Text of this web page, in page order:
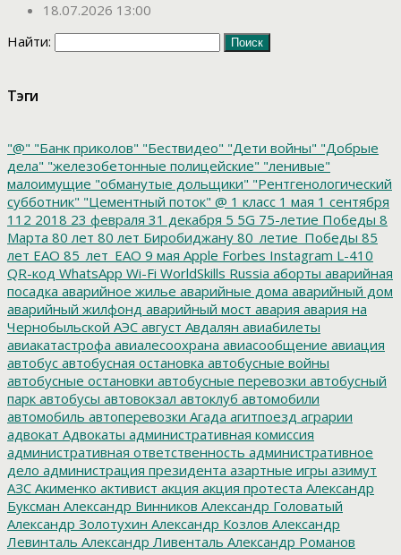
18.07.2026 13:00
Найти:
Тэги
"@" "Банк приколов" "Бествидео" "Дети войны" "Добрые
дела" "железобетонные полицейские" "ленивые"
малоимущие "обманутые дольщики" "Рентгенологический
субботник" "Цементный поток" @ 1 класс 1 мая 1 сентября
112 2018 23 февраля 31 декабря 5 5G 75-летие Победы 8
Марта 80 лет 80 лет Биробиджану 80_летие_Победы 85
лет ЕАО 85_лет_ЕАО 9 мая Apple Forbes Instagram L-410
QR-код WhatsApp Wi-Fi WorldSkills Russia аборты аварийная
посадка аварийное жилье аварийные дома аварийный дом
аварийный жилфонд аварийный мост авария авария на
Чернобыльской АЭС август Авдалян авиабилеты
авиакатастрофа авиалесоохрана авиасообщение авиация
автобус автобусная остановка автобусные войны
автобусные остановки автобусные перевозки автобусный
парк автобусы автовокзал автоклуб автомобили
автомобиль автоперевозки Агада агитпоезд аграрии
адвокат Адвокаты административная комиссия
административная ответственность административное
дело администрация президента азартные игры азимут
АЗС Акименко активист акция акция протеста Александр
Буксман Александр Винников Александр Головатый
Александр Золотухин Александр Козлов Александр
Левинталь Александр Ливенталь Александр Романов